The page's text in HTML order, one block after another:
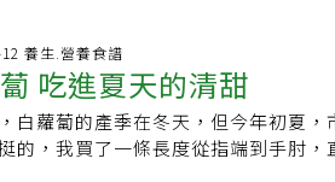
來，或放入保鮮盒內。4.泡水（每天
：香氣濃郁，莖葉都能生食，尤其葉
，纖維易老化。保存：1.切成小段後
與保鮮膜包裹後冷藏。洋蔥特性：跟
俗子怎麼膽敢冒犯呢？《醫療靈媒》
執業醫師、脊椎按摩師、整骨醫師、
、心理治療師或其他正式許可的醫療
。本頁面/網站上提供的信息僅供參
營養師指出，像是芹菜、西洋芹、九
菜等蔬菜類食物都可以吃得到芹菜素
也可以攝取的到。而在這些食物當中
就含有35毫克的芹菜素，是個相當不錯的攝取
服用抗凝血劑者要留意！ 芹菜素對
草：鼠尾草的拉丁文是指「
」，喉嚨痛時喝杯鼠尾草茶也能改善
的作用。大蒜：能夠降低膽固醇及
力。新冠肺炎流行期間，美國紫錐花
以及鉀、鐵、鈣等多種礦物質。屬於
功效；但需要限鉀的腎臟病患不適合
」成分，有助於消除體內自由基，可
含的β胡蘿蔔素也有助提升免疫力，
。芹菜葉別再丟掉 營養更勝芹菜莖
養生.營養食譜
吃進夏天的清甜
白蘿蔔的產季在冬天，但今年初夏，
的，我買了一條長度從指端到手肘